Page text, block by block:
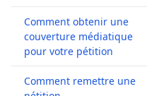
Comment obtenir une
couverture médiatique
pour votre pétition
Comment remettre une